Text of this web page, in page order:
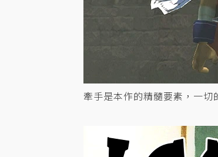
牽手是本作的精髓要素，一切